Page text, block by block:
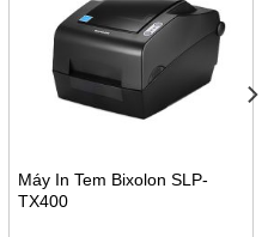
Máy In Tem Bixolon SLP-
TX400